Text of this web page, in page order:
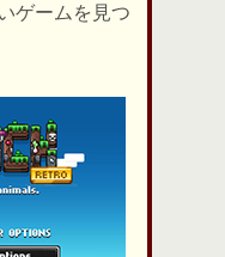
ゲームを見つ